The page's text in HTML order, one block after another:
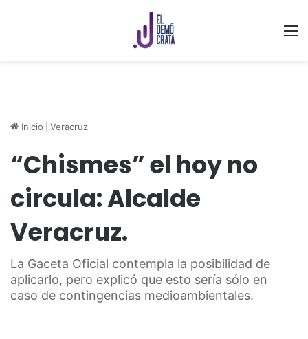
Inicio Veracruz
“Chismes” el hoy no
circula: Alcalde
Veracruz.
La Gaceta Oficial contempla la posibilidad de
aplicarlo, pero explicó que esto sería sólo en
caso de contingencias medioambientales.